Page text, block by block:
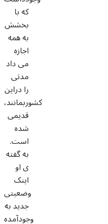
که با
بخشش
به همه
اجازه
می داد
مدتی
را دراین
کشوربمانند،
قدیمی
شده
است.
به گفته
ی او
اینک
وضعیتی
جدید به
وجودآمده